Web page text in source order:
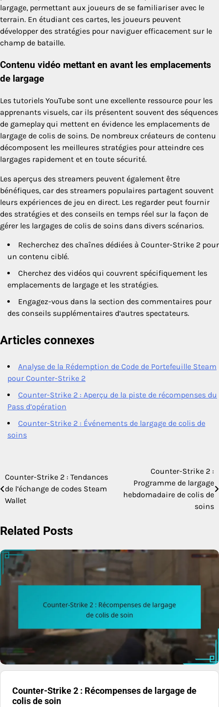
largage, permettant aux joueurs de se familiariser avec le
terrain. En étudiant ces cartes, les joueurs peuvent
développer des stratégies pour naviguer efficacement sur le
champ de bataille.
Contenu vidéo mettant en avant les emplacements
de largage
Les tutoriels YouTube sont une excellente ressource pour les
apprenants visuels, car ils présentent souvent des séquences
de gameplay qui mettent en évidence les emplacements de
largage de colis de soins. De nombreux créateurs de contenu
décomposent les meilleures stratégies pour atteindre ces
largages rapidement et en toute sécurité.
Les aperçus des streamers peuvent également être
bénéfiques, car des streamers populaires partagent souvent
leurs expériences de jeu en direct. Les regarder peut fournir
des stratégies et des conseils en temps réel sur la façon de
gérer les largages de colis de soins dans divers scénarios.
Recherchez des chaînes dédiées à Counter-Strike 2 pour
un contenu ciblé.
Cherchez des vidéos qui couvrent spécifiquement les
emplacements de largage et les stratégies.
Engagez-vous dans la section des commentaires pour
des conseils supplémentaires d’autres spectateurs.
Articles connexes
Analyse de la Rédemption de Code de Portefeuille Steam
pour Counter-Strike 2
Counter-Strike 2 : Aperçu de la piste de récompenses du
Pass d’opération
Counter-Strike 2 : Événements de largage de colis de
soins
Post
navigation
Counter-Strike 2 : Tendances
de l’échange de codes Steam
Wallet
Counter-Strike 2 :
Programme de largage
hebdomadaire de colis de
soins
Related Posts
Counter-Strike 2 : Récompenses de largage de
colis de soin